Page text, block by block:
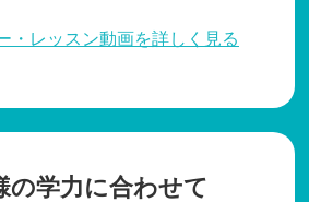
・レッスン動画を詳しく見る
の学力に合わせて